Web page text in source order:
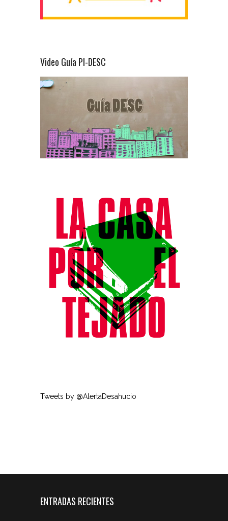
Video Guía PI-DESC
Tweets by @AlertaDesahucio
ENTRADAS RECIENTES